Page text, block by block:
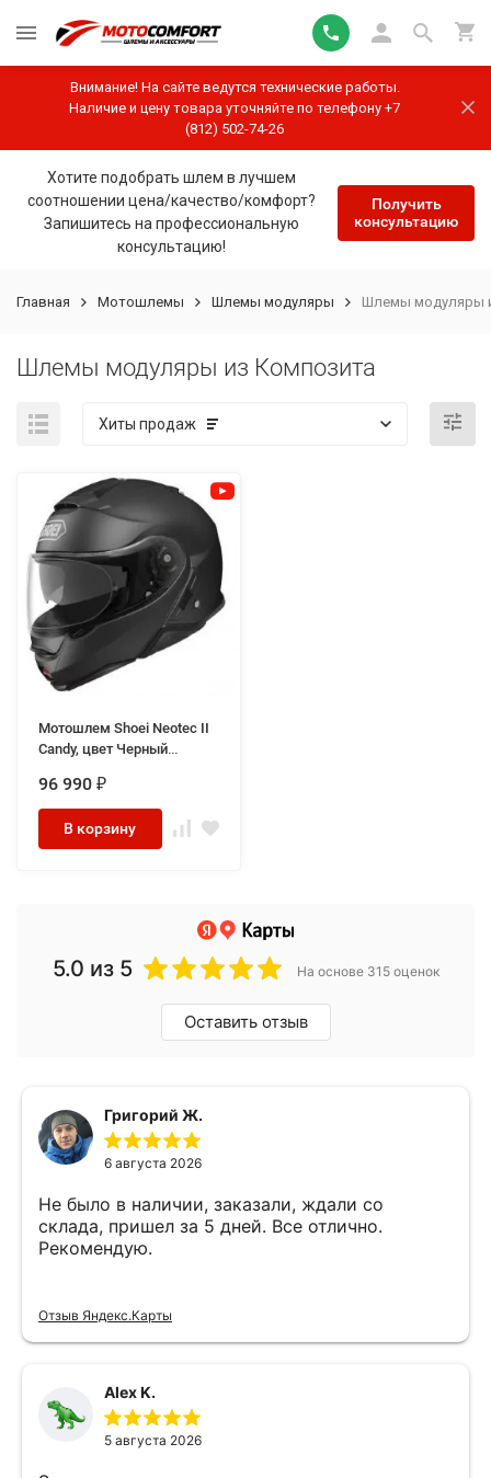
Внимание! На сайте ведутся технические работы.
Наличие и цену товара уточняйте по телефону +7
(812) 502-74-26
Хотите подобрать шлем в лучшем
соотношении цена/качество/комфорт?
Запишитесь на профессиональную
консультацию!
Получить
консультацию
Главная Мотошлемы Шлемы модуляры Шлемы модуляры
Шлемы модуляры из Композита
Хиты продаж
Мотошлем Shoei Neotec II
Candy, цвет Черный
96 990 ₽
В корзину